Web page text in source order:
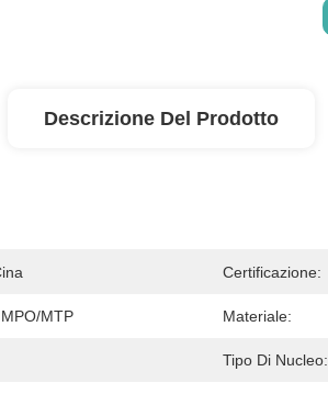
Descrizione Del Prodotto
Certificazione:
MTP Materiale:
Tipo Di Nucleo: